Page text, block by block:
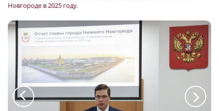
Новгороде в 2025 году.
a a